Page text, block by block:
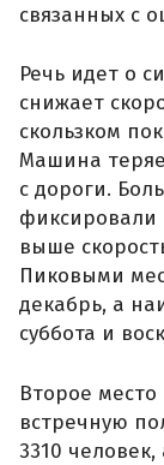
связанных с
Речь идет о
снижает
скользком
Машина
с дороги.
фиксировали
выше
Пиковыми
декабрь, а
суббота и
Второе
встречную
3310 человек,